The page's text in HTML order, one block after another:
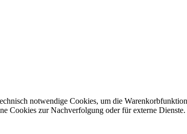
notwendige Cookies, um die
Cookies zur Nachverfolgung oder für externe Dienste.